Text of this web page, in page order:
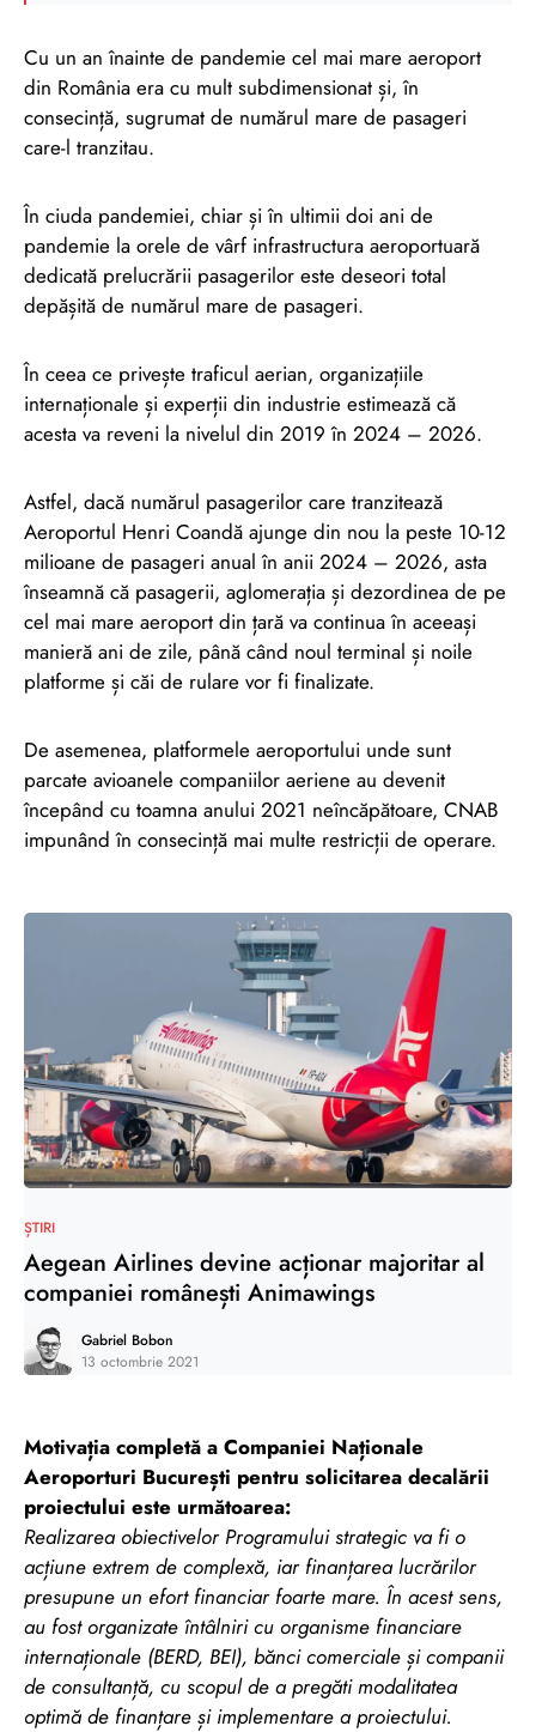
Cu un an înainte de pandemie cel mai mare aeroport
din România era cu mult subdimensionat și, în
consecință, sugrumat de numărul mare de pasageri
care-l tranzitau.
În ciuda pandemiei, chiar și în ultimii doi ani de
pandemie la orele de vârf infrastructura aeroportuară
dedicată prelucrării pasagerilor este deseori total
depășită de numărul mare de pasageri.
În ceea ce privește traficul aerian, organizațiile
internaționale și experții din industrie estimează că
acesta va reveni la nivelul din 2019 în 2024 – 2026.
Astfel, dacă numărul pasagerilor care tranzitează
Aeroportul Henri Coandă ajunge din nou la peste 10-12
milioane de pasageri anual în anii 2024 – 2026, asta
înseamnă că pasagerii, aglomerația și dezordinea de pe
cel mai mare aeroport din țară va continua în aceeași
manieră ani de zile, până când noul terminal și noile
platforme și căi de rulare vor fi finalizate.
De asemenea, platformele aeroportului unde sunt
parcate avioanele companiilor aeriene au devenit
începând cu toamna anului 2021 neîncăpătoare, CNAB
impunând în consecință mai multe restricții de operare.
ȘTIRI
Aegean Airlines devine acționar majoritar al
companiei românești Animawings
Gabriel Bobon
13 octombrie 2021
Motivația completă a Companiei Naționale
Aeroporturi București pentru solicitarea decalării
proiectului este următoarea:
Realizarea obiectivelor Programului strategic va fi o
acțiune extrem de complexă, iar finanțarea lucrărilor
presupune un efort financiar foarte mare. În acest sens,
au fost organizate întâlniri cu organisme financiare
internaționale (BERD, BEI), bănci comerciale și companii
de consultanță, cu scopul de a pregăti modalitatea
optimă de finanțare și implementare a proiectului.